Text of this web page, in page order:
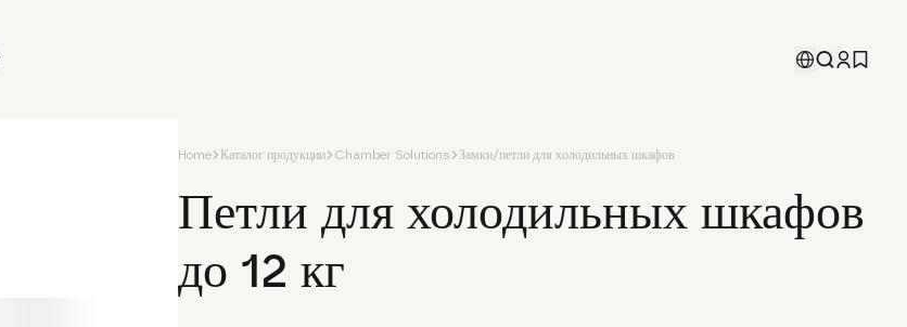
Home Каталог продукции Chamber Solutions Замки/петли для холодильных шкафов
Петли для холодильных шкафов
до 12 кг